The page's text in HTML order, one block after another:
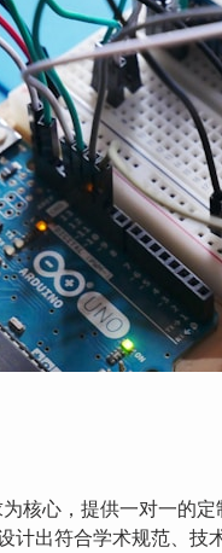
核心，提供一对一的
计出符合学术规范、技